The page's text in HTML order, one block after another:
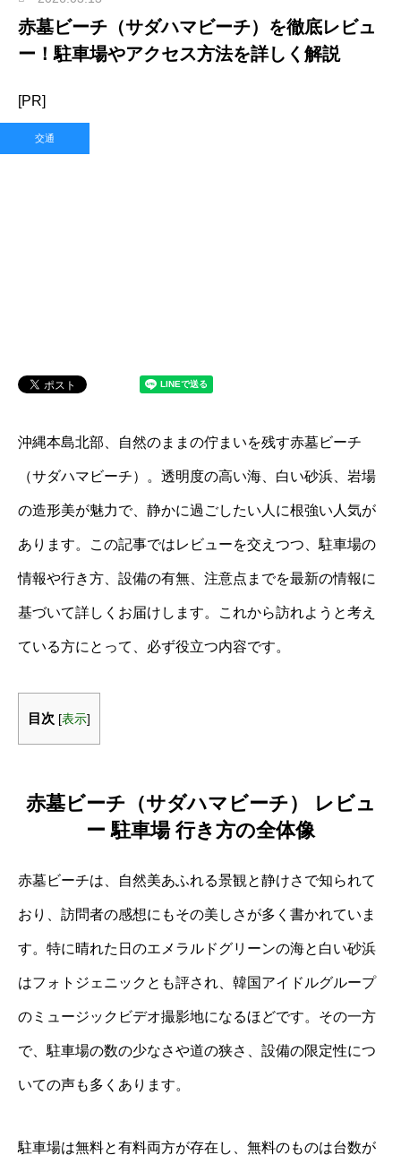
赤墓ビーチ（サダハマビーチ）を徹底レビュ
ー！駐車場やアクセス方法を詳しく解説
[PR]
交通
沖縄本島北部、自然のままの佇まいを残す赤墓ビーチ
（サダハマビーチ）。透明度の高い海、白い砂浜、岩場
の造形美が魅力で、静かに過ごしたい人に根強い人気が
あります。この記事ではレビューを交えつつ、駐車場の
情報や行き方、設備の有無、注意点までを最新の情報に
基づいて詳しくお届けします。これから訪れようと考え
ている方にとって、必ず役立つ内容です。
目次 [表示]
赤墓ビーチ（サダハマビーチ） レビュ
ー 駐車場 行き方の全体像
赤墓ビーチは、自然美あふれる景観と静けさで知られて
おり、訪問者の感想にもその美しさが多く書かれていま
す。特に晴れた日のエメラルドグリーンの海と白い砂浜
はフォトジェニックとも評され、韓国アイドルグループ
のミュージックビデオ撮影地になるほどです。その一方
で、駐車場の数の少なさや道の狭さ、設備の限定性につ
いての声も多くあります。
駐車場は無料と有料両方が存在し、無料のものは台数が